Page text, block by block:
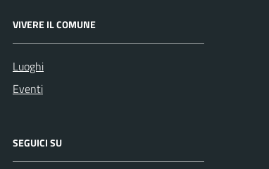
VIVERE IL COMUNE
Luoghi
Eventi
SEGUICI SU